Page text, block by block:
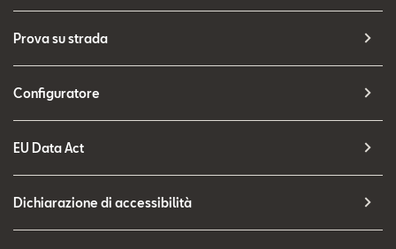
Prova su strada
Configuratore
EU Data Act
Dichiarazione di accessibilità